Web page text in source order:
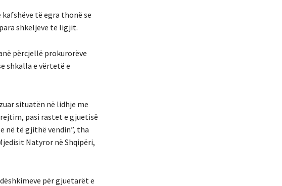
të egra thonë se
shkeljeve të ligjit.
përcjellë prokurorëve
shkalla e vërtetë e
situatën në lidhje me
pasi rastet e gjuetisë
në të gjithë vendin”, tha
Natyror në Shqipëri,
për gjuetarët e